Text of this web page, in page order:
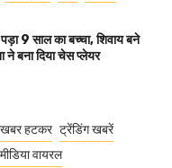
9 साल का बच्चा, शिवाय बने
ने बना दिया चेस प्लेयर
खबर हटकर ट्रेंडिंग खबरें
वायरल